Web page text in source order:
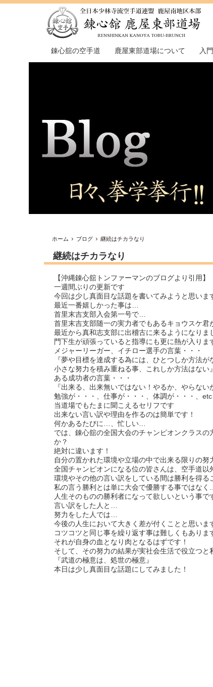
錬心舘の空手道 鹿屋東部道場について 入
ホーム ブログ 継続はチカラなり
継続はチカラなり
【沖縄錬心舘トンファーマンのブログより引用】
一週間ぶりの更新です
今回は少し真面目な話題を書いてみようと思いま
最近一番嬉しかった事は…
首里末吉支部入会第一号で…
首里末吉支部随一の実力者でもあるキョウスケ君
最近から真和志支部に出稽古に来るようになりま
門下生が頑張っていると指導にも更に熱が入りま
メジャーリーガー、イチロー選手の言葉・・・
『夢や目標を達成する為には、ひとつしか方法が
小さな努力を積み重ねる事、これしか方法はない』
ある成功者の言葉・・・
『出来る、出来無いではない！やるか、やらない
勉強が・・・、仕事が・・・、体調が・・・、etc
当道場でもたまに聞こえるセリフです
出来ない言い訳や理由を作るのは簡単です！
何かあるたびに…、忙しい…
では、錬心舘の全国大会のチャンピオンクラス
か？
絶対に違います！
自分の置かれた環境や立場の中で出来る限りの努
全国チャンピオンになる位の皆さんは、空手道以
環境やその他の言い訳をしている間は勝利を得る
私の言う勝利とは単に大会で優勝する事ではなく…
人生そのものの勝利者になって欲しいという事で
言い訳をした人と…
努力をした人では…
今後の人生において大きく差が付くことと思いま
コツコツと同じ事を繰り返す事は難しくもありま
それが自身の血となり肉となるはずです！
そして、その努力の結果が実社会生活で役立つと
『武道の極意は、処世の極意』
本日は少し真面目な話題にしてみました！